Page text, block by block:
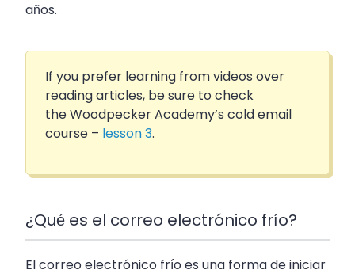
años.
If you prefer learning from videos over
reading articles, be sure to check
the Woodpecker Academy’s cold email
course – lesson 3.
¿Qué es el correo electrónico frío?
El correo electrónico frío es una forma de iniciar